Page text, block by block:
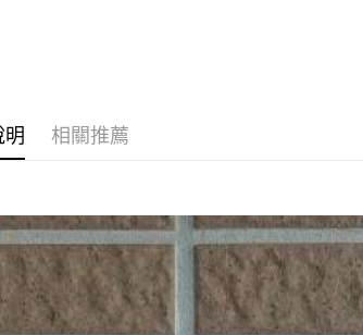
明 相關推薦